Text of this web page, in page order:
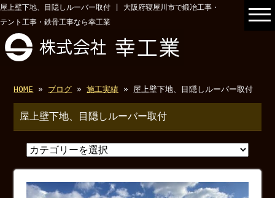
屋上壁下地、目隠しルーバー取付 | 大阪府寝屋川市で鍛冶工事・
テント工事・鉄骨工事なら幸工業
HOME » ブログ »施工実績 » 屋上壁下地、目隠しルーバー取付
屋上壁下地、目隠しルーバー取付